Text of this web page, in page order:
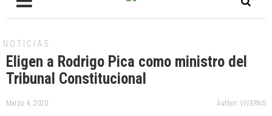
NOTICIAS
Eligen a Rodrigo Pica como ministro del
Tribunal Constitucional
Marzo 4, 2020 Author: VIVEPAIS